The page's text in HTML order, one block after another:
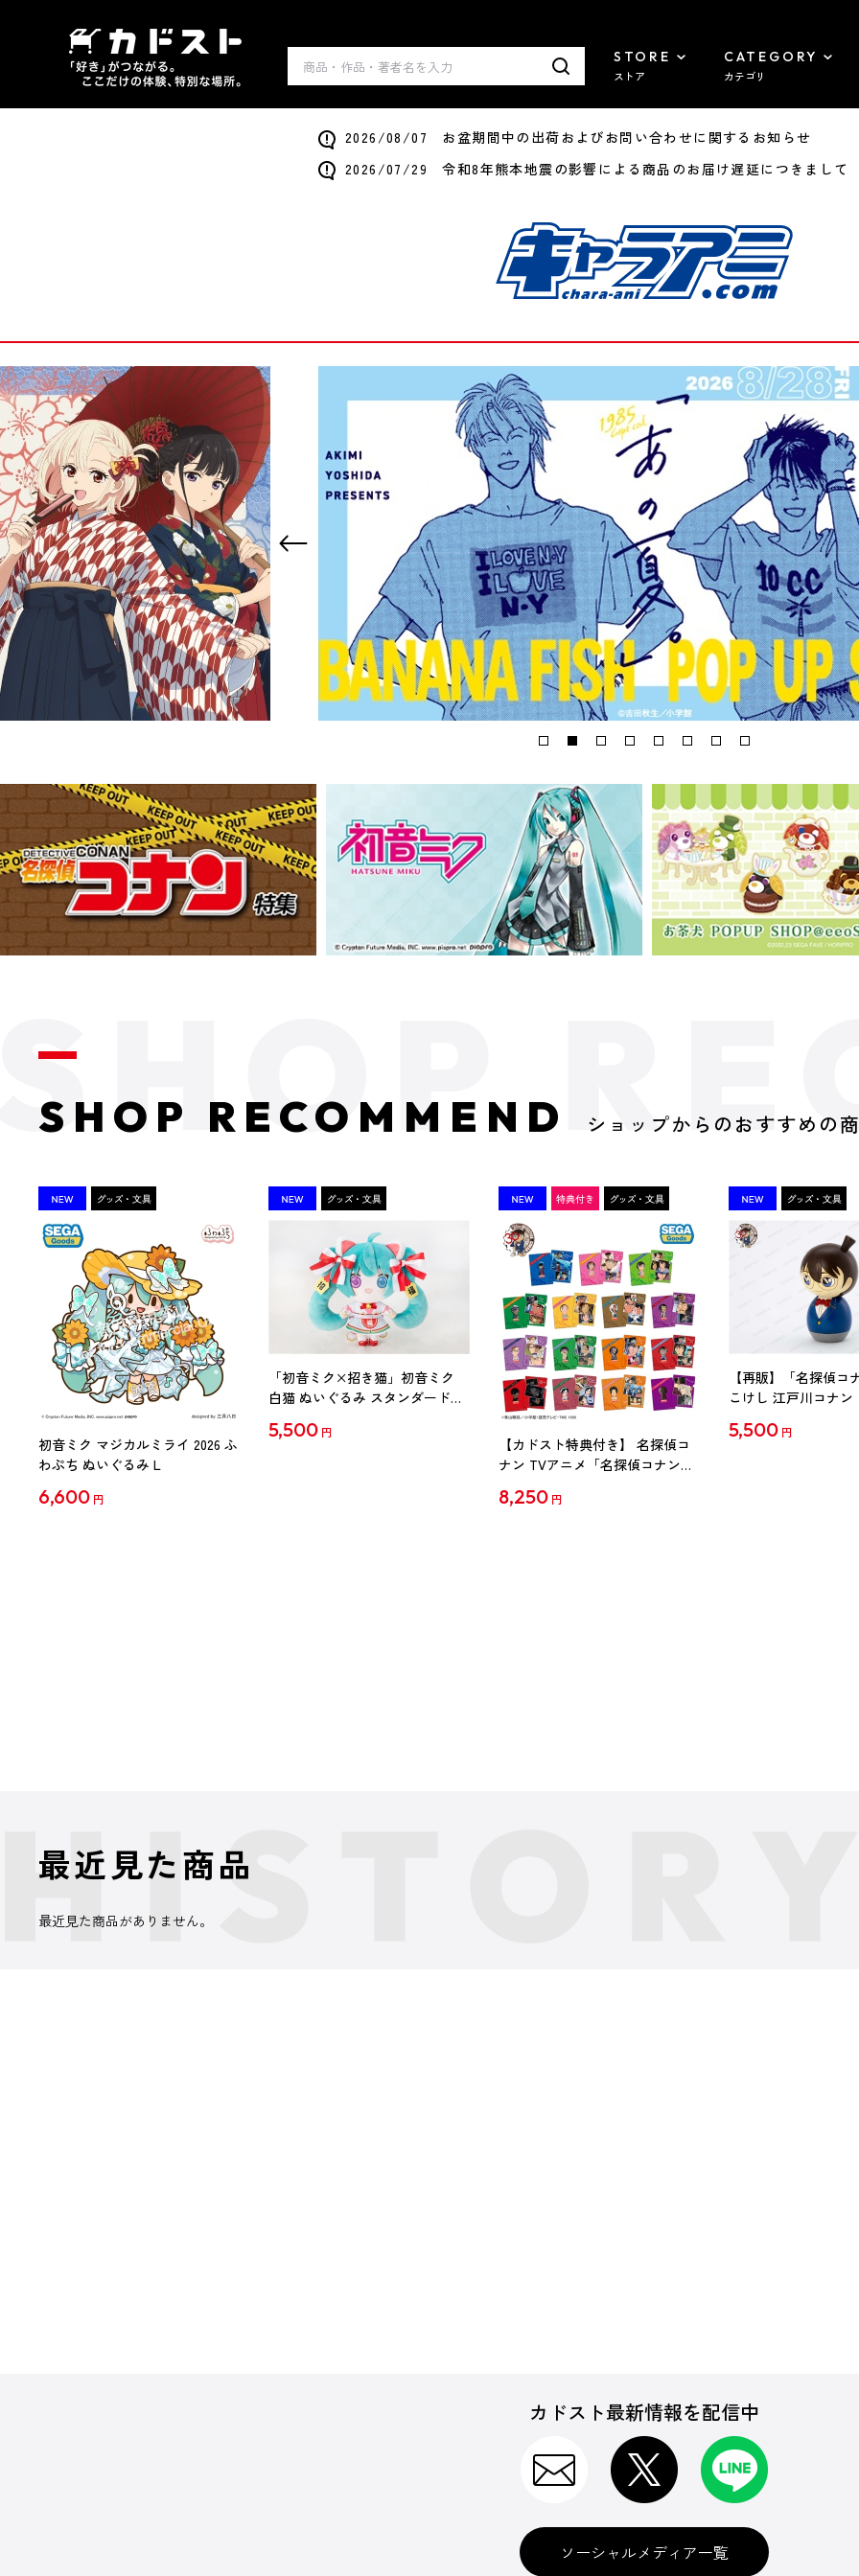
STORE
ストア
CATEGORY
カテゴリ
2026/08/07 お盆期間中の出荷およびお問い合わせに関するお知らせ
2026/07/29 令和8年熊本地震の影響による商品のお届け遅延につきまして
SHOP RECOMMEND ショップからのおすすめの
初音ミク マジカルミライ 2026 ふ
わぷち ぬいぐるみ L
6,600 円
「初音ミク×招き猫」初音ミク
白猫 ぬいぐるみ スタンダード
5,500 円
【カドスト特典付き】 名探偵コ
ナン TVアニメ「名探偵コナン」
【1BOX】
8,250 円
【再販】「名探偵コ
こけし 江戸川コナン
5,500 円
最近見た商品
最近見た商品がありません。
カドスト最新情報を配信中
ソーシャルメディア一覧